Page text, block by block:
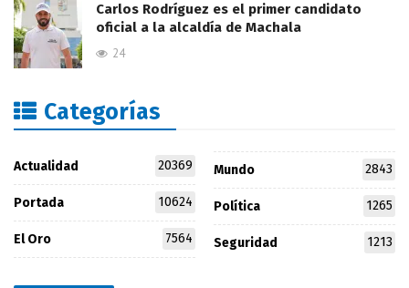
Carlos Rodríguez es el primer candidato
oficial a la alcaldía de Machala
24
Categorías
Actualidad 20369
Portada 10624
El Oro 7564
Mundo 2843
Política 1265
Seguridad 1213